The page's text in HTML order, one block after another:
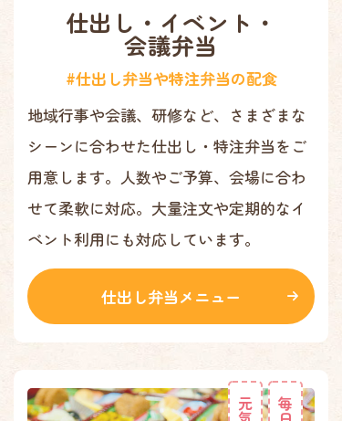
仕出し・イベント ・
会議弁当
#仕出し弁当や特注弁当の配食
地域行事や会議、研修など、さまざまな
シーンに合わせた仕出し・特注弁当をご
用意します。人数やご予算、会場に合わ
せて柔軟に対応。大量注文や定期的なイ
ベント利用にも対応しています。
仕出し弁当メニュー